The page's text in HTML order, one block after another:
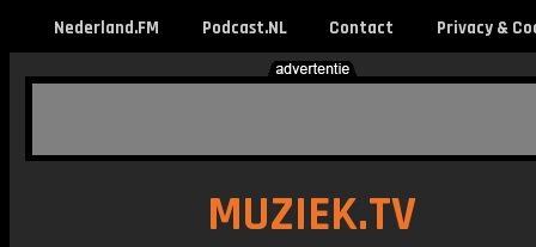
Nederland.FM Podcast.NL Contact Privacy &
MUZIEK.TV